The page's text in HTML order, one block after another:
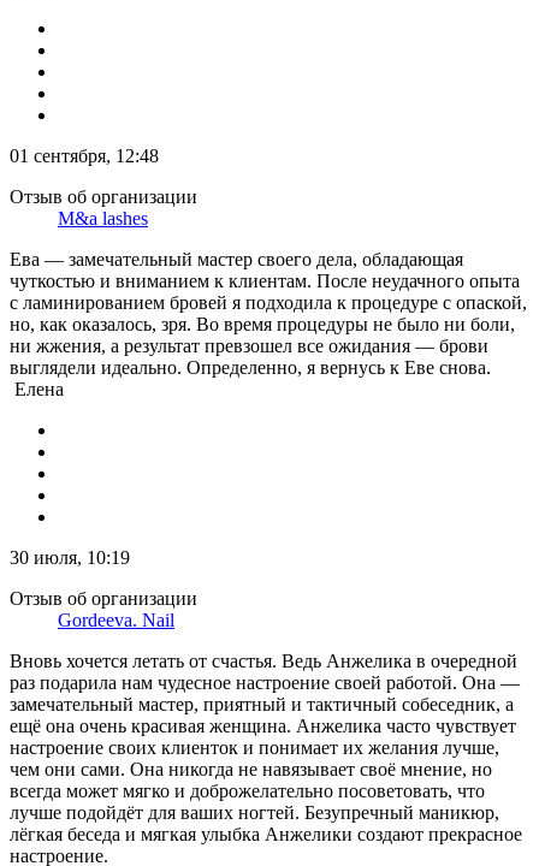
01 сентября, 12:48
Отзыв об организации
М&а lashes
Ева — замечательный мастер своего дела, обладающая
чуткостью и вниманием к клиентам. После неудачного опыта
с ламинированием бровей я подходила к процедуре с опаской,
но, как оказалось, зря. Во время процедуры не было ни боли,
ни жжения, а результат превзошел все ожидания — брови
выглядели идеально. Определенно, я вернусь к Еве снова.
Елена
30 июля, 10:19
Отзыв об организации
Gordeeva. Nail
Вновь хочется летать от счастья. Ведь Анжелика в очередной
раз подарила нам чудесное настроение своей работой. Она —
замечательный мастер, приятный и тактичный собеседник, а
ещё она очень красивая женщина. Анжелика часто чувствует
настроение своих клиенток и понимает их желания лучше,
чем они сами. Она никогда не навязывает своё мнение, но
всегда может мягко и доброжелательно посоветовать, что
лучше подойдёт для ваших ногтей. Безупречный маникюр,
лёгкая беседа и мягкая улыбка Анжелики создают прекрасное
настроение.